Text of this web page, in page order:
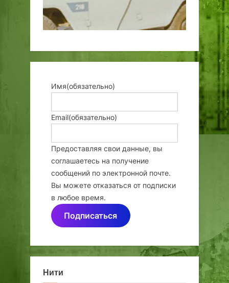
Имя(обязательно)
Email(обязательно)
Предоставляя свои данные, вы
соглашаетесь на получение
сообщений по электронной почте.
Вы можете отказаться от подписки
в любое время.
Подписаться
Нити